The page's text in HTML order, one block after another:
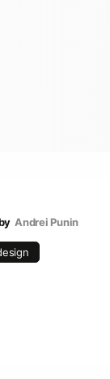
Andrei Punin